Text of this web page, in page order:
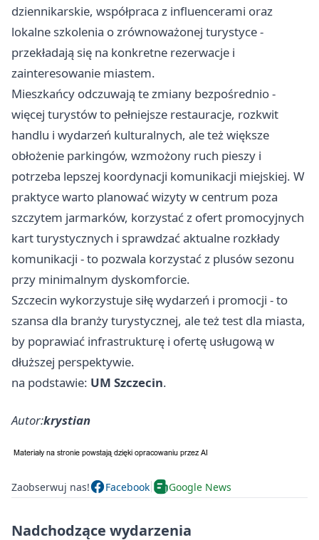
dziennikarskie, współpraca z influencerami oraz
lokalne szkolenia o zrównoważonej turystyce -
przekładają się na konkretne rezerwacje i
zainteresowanie miastem.
Mieszkańcy odczuwają te zmiany bezpośrednio -
więcej turystów to pełniejsze restauracje, rozkwit
handlu i wydarzeń kulturalnych, ale też większe
obłożenie parkingów, wzmożony ruch pieszy i
potrzeba lepszej koordynacji komunikacji miejskiej. W
praktyce warto planować wizyty w centrum poza
szczytem jarmarków, korzystać z ofert promocyjnych
kart turystycznych i sprawdzać aktualne rozkłady
komunikacji - to pozwala korzystać z plusów sezonu
przy minimalnym dyskomforcie.
Szczecin wykorzystuje siłę wydarzeń i promocji - to
szansa dla branży turystycznej, ale też test dla miasta,
by poprawiać infrastrukturę i ofertę usługową w
dłuższej perspektywie.
na podstawie: UM Szczecin.
Autor:krystian
Zaobserwuj nas! Facebook Google News
Nadchodzące wydarzenia